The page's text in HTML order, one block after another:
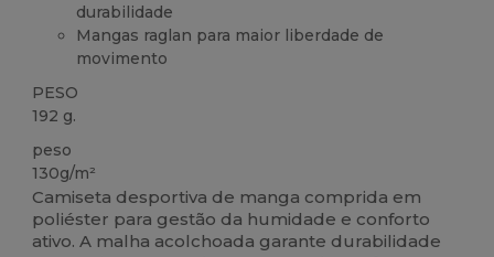
durabilidade
Mangas raglan para maior liberdade de
movimento
PESO
192 g.
peso
130g/m²
Camiseta desportiva de manga comprida em
poliéster para gestão da humidade e conforto
ativo. A malha acolchoada garante durabilidade